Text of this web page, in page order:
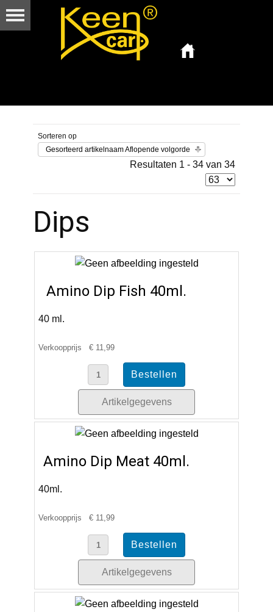
Sorteren op
Gesorteerd artikelnaam Aflopende volgorde
Resultaten 1 - 34 van 34
Dips
Amino Dip Fish 40ml.
40 ml.
Verkoopprijs € 11,99
Artikelgegevens
Amino Dip Meat 40ml.
40ml.
Verkoopprijs € 11,99
Artikelgegevens